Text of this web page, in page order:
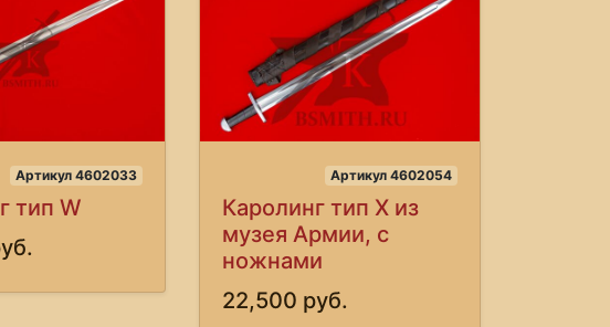
Артикул 4602033
тип W
Артикул 4602054
Каролинг тип X из
музея Армии, с
ножнами
22,500 руб.